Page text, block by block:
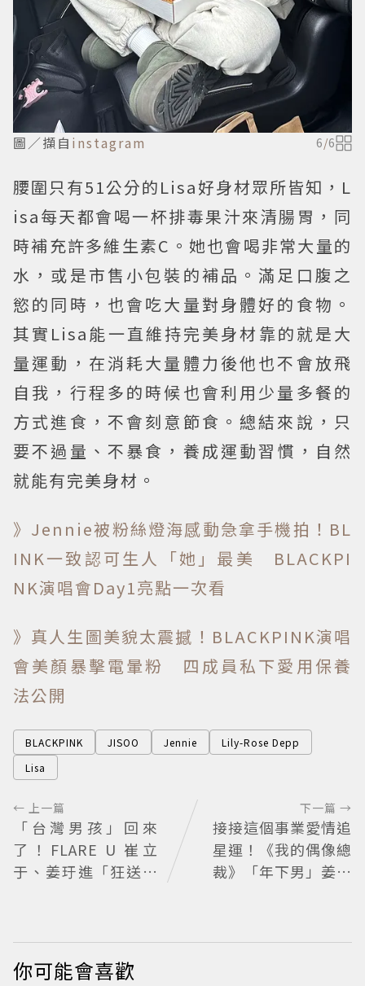
圖／擷自 instagram 6/6
腰圍只有51公分的Lisa好身材眾所皆知，L
isa每天都會喝一杯排毒果汁來清腸胃，同
時補充許多維生素C。她也會喝非常大量的
水，或是市售小包裝的補品。滿足口腹之
慾的同時，也會吃大量對身體好的食物。
其實Lisa能一直維持完美身材靠的就是大
量運動，在消耗大量體力後他也不會放飛
自我，行程多的時候也會利用少量多餐的
方式進食，不會刻意節食。總結來說，只
要不過量、不暴食，養成運動習慣，自然
就能有完美身材。
》Jennie被粉絲燈海感動急拿手機拍！BL
INK一致認可生人「她」最美 BLACKPI
NK演唱會Day1亮點一次看
》真人生圖美貌太震撼！BLACKPINK演唱
會美顏暴擊電暈粉 四成員私下愛用保養
法公開
BLACKPINK JISOO Jennie
Lily-Rose Depp
Lisa
← 上一篇
「台灣男孩」回來
了！FLARE U 崔立
于、姜玗進「狂送臉
TH開幕活動
下一篇 →
接接這個事業愛情追
星運！《我的偶像總
裁》「年下男」姜勳
你可能會喜歡